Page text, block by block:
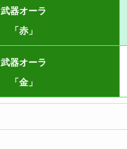
武器オーラ
「赤」
武器オーラ
「金」